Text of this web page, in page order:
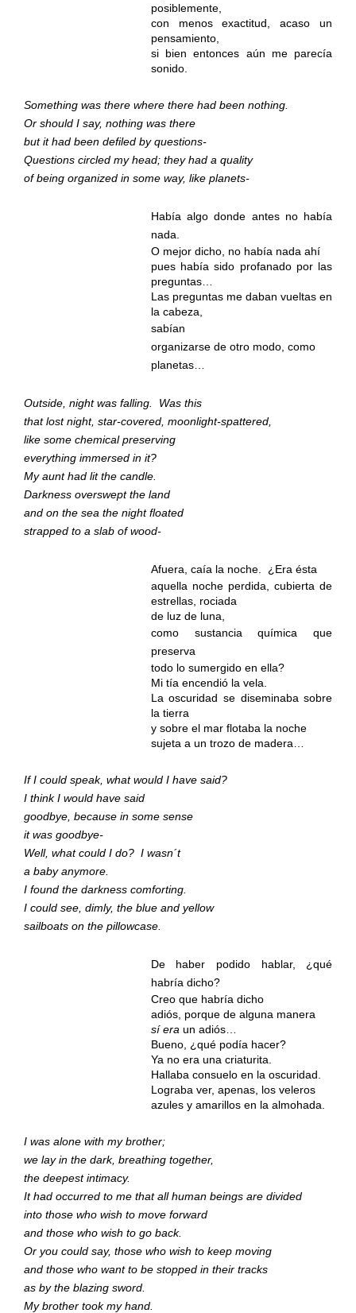
posiblemente,
con menos exactitud, acaso un
pensamiento,
si bien entonces aún me parecía
sonido.
Something was there where there had been nothing.
Or should I say, nothing was there
but it had been defiled by questions-
Questions circled my head; they had a quality
of being organized in some way, like planets-
Había algo donde antes no había
nada.
O mejor dicho, no había nada ahí
pues había sido profanado por las
preguntas…
Las preguntas me daban vueltas en
la cabeza,
sabían
organizarse de otro modo, como
planetas…
Outside, night was falling.
Was this
that lost night, star-covered, moonlight-spattered,
like some chemical preserving
everything immersed in it?
My aunt had lit the candle.
Darkness overswept the land
and on the sea the night floated
strapped to a slab of wood-
Afuera, caía la noche.
¿Era ésta
aquella noche perdida, cubierta de
estrellas, rociada
de luz de luna,
como sustancia química que
preserva
todo lo sumergido en ella?
Mi tía encendió la vela.
La oscuridad se diseminaba sobre
la tierra
y sobre el mar flotaba la noche
sujeta a un trozo de madera…
If I could speak, what would I have said?
I think I would have said
goodbye, because in some sense
it was goodbye-
Well, what could I do? I wasn´t
a baby anymore.
I found the darkness comforting.
I could see, dimly, the blue and yellow
sailboats on the pillowcase.
De haber podido hablar, ¿qué
habría dicho?
Creo que habría dicho
adiós, porque de alguna manera
sí era un adiós…
Bueno, ¿qué podía hacer?
Ya no era una criaturita.
Hallaba consuelo en la oscuridad.
Lograba ver, apenas, los veleros
azules y amarillos en la almohada.
I was alone with my brother;
we lay in the dark, breathing together,
the deepest intimacy.
It had occurred to me that all human beings are divided
into those who wish to move forward
and those who wish to go back.
Or you could say, those who wish to keep moving
and those who want to be stopped in their tracks
as by the blazing sword.
My brother took my hand.